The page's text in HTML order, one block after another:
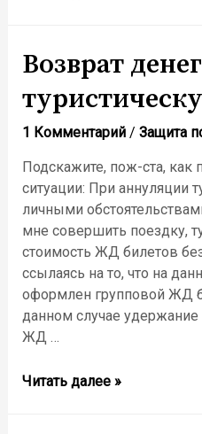
Возврат
1 Комментарий / Защита
Подскажите, пож-ста, как
ситуации: При аннуляции
личными
мне совершить поездку,
стоимость ЖД билетов
ссылаясь на то, что на
оформлен групповой ЖД
данном случае
ЖД …
Возврат
Читать далее »